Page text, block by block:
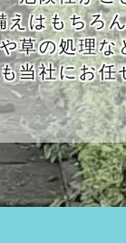
えはもちろ
草の処理な
当社にお任